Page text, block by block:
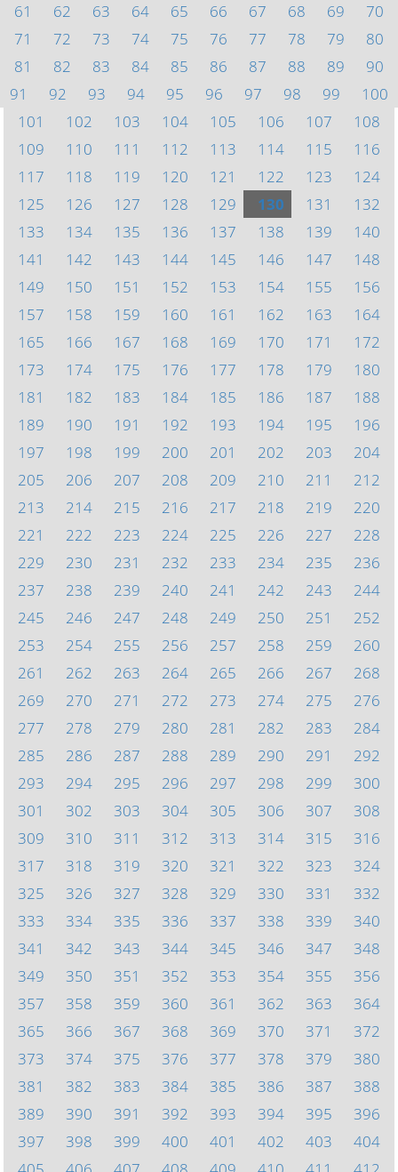
61
62 63 64 65 66 67 68 69
70
71
72 73 74 75 76 77 78 79
80
81
82 83 84 85 86 87 88 89
90
91
92 93 94 95 96 97 98 99
100
101
102 103 104 105 106 107
108
109
110 111 112 113 114 115
116
117
118 119 120 121 122 123
124
125
126 127 128 129 130 131
132
133
134 135 136 137 138 139
140
141
142 143 144 145 146 147
148
149
150 151 152 153 154 155
156
157
158 159 160 161 162 163
164
165
166 167 168 169 170 171
172
173
174 175 176 177 178 179
180
181
182 183 184 185 186 187
188
189
190 191 192 193 194 195
196
197
198 199 200 201 202 203
204
205
206 207 208 209 210 211
212
213
214 215 216 217 218 219
220
221
222 223 224 225 226 227
228
229
230 231 232 233 234 235
236
237
238 239 240 241 242 243
244
245
246 247 248 249 250 251
252
253
254 255 256 257 258 259
260
261
262 263 264 265 266 267
268
269
270 271 272 273 274 275
276
277
278 279 280 281 282 283
284
285
286 287 288 289 290 291
292
293
294 295 296 297 298 299
300
301
302 303 304 305 306 307
308
309
310 311 312 313 314 315
316
317
318 319 320 321 322 323
324
325
326 327 328 329 330 331
332
333
334 335 336 337 338 339
340
341
342 343 344 345 346 347
348
349
350 351 352 353 354 355
356
357
358 359 360 361 362 363
364
365
366 367 368 369 370 371
372
373
374 375 376 377 378 379
380
381
382 383 384 385 386 387
388
389
390 391 392 393 394 395
396
397
398 399 400 401 402 403
404